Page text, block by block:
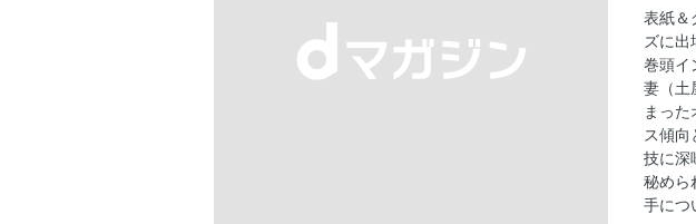
選
5
西
マ
マ
表紙＆
ズに出
巻頭イ
妻（土
まっ
ス傾
技に深
秘めら
手につ